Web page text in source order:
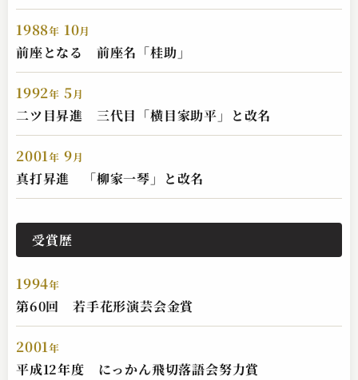
柳家 一琴
真田小僧
1988年 10月
前座となる 前座名「桂助」
1992年 5月
二ツ目昇進 三代目「横目家助平」と改名
2001年 9月
真打昇進 「柳家一琴」と改名
受賞歴
1994年
第60回 若手花形演芸会金賞
2001年
平成12年度 にっかん飛切落語会努力賞